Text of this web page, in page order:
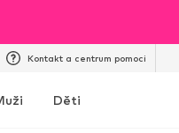
Kontakt a centrum pomoci
Děti